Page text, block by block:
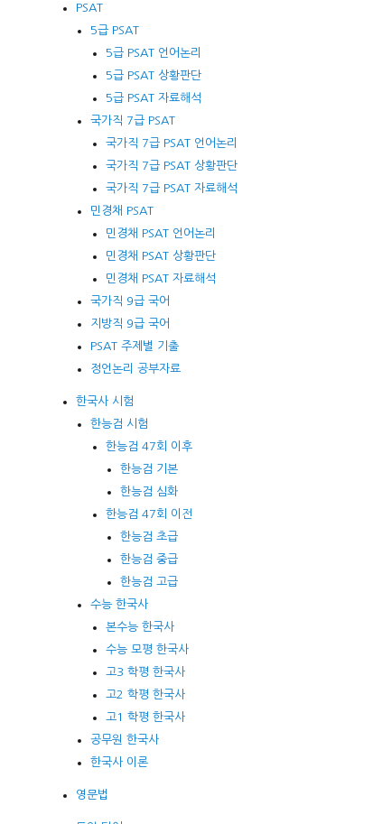
PSAT
5급 PSAT
5급 PSAT 언어논리
5급 PSAT 상황판단
5급 PSAT 자료해석
국가직 7급 PSAT
국가직 7급 PSAT 언어논리
국가직 7급 PSAT 상황판단
국가직 7급 PSAT 자료해석
민경채 PSAT
민경채 PSAT 언어논리
민경채 PSAT 상황판단
민경채 PSAT 자료해석
국가직 9급 국어
지방직 9급 국어
PSAT 주제별 기출
정언논리 공부자료
한국사 시험
한능검 시험
한능검 47회 이후
한능검 기본
한능검 심화
한능검 47회 이전
한능검 초급
한능검 중급
한능검 고급
수능 한국사
본수능 한국사
수능 모평 한국사
고3 학평 한국사
고2 학평 한국사
고1 학평 한국사
공무원 한국사
한국사 이론
영문법